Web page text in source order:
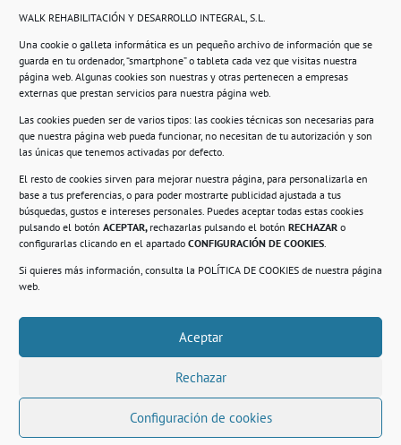
WALK REHABILITACIÓN Y DESARROLLO INTEGRAL, S.L.
Una cookie o galleta informática es un pequeño archivo de información que se
guarda en tu ordenador, “smartphone” o tableta cada vez que visitas nuestra
página web. Algunas cookies son nuestras y otras pertenecen a empresas
externas que prestan servicios para nuestra página web.
Las cookies pueden ser de varios tipos: las cookies técnicas son necesarias para
que nuestra página web pueda funcionar, no necesitan de tu autorización y son
las únicas que tenemos activadas por defecto.
El resto de cookies sirven para mejorar nuestra página, para personalizarla en
base a tus preferencias, o para poder mostrarte publicidad ajustada a tus
búsquedas, gustos e intereses personales. Puedes aceptar todas estas cookies
pulsando el botón ACEPTAR, rechazarlas pulsando el botón RECHAZAR o
configurarlas clicando en el apartado CONFIGURACIÓN DE COOKIES.
Si quieres más información, consulta la POLÍTICA DE COOKIES de nuestra página
web.
Aceptar
Rechazar
Configuración de cookies
Información
Compromiso con la protección de datos
Política de Cookies.
© 2021. Realizado en el Centro de Rehabilitación